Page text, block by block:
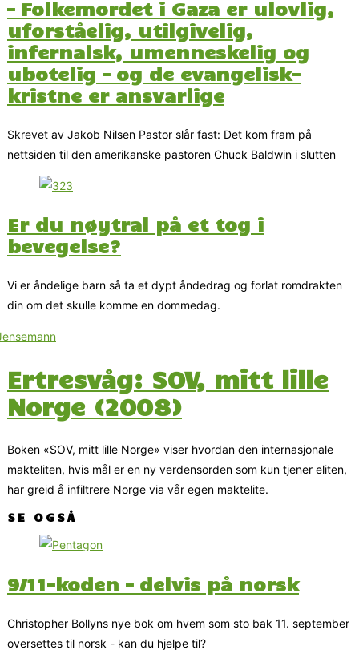
– Folkemordet i Gaza er ulovlig,
uforståelig, utilgivelig,
infernalsk, umenneskelig og
ubotelig – og de evangelisk-
kristne er ansvarlige
Skrevet av Jakob Nilsen Pastor slår fast: Det kom fram på
nettsiden til den amerikanske pastoren Chuck Baldwin i slutten
Er du nøytral på et tog i
bevegelse?
Vi er åndelige barn så ta et dypt åndedrag og forlat romdrakten
din om det skulle komme en dommedag.
Ertresvåg: SOV, mitt lille
Norge (2008)
Boken «SOV, mitt lille Norge» viser hvordan den internasjonale
makteliten, hvis mål er en ny verdensorden som kun tjener eliten,
har greid å infiltrere Norge via vår egen maktelite.
SE OGSÅ
9/11-koden – delvis på norsk
Christopher Bollyns nye bok om hvem som sto bak 11. september
oversettes til norsk - kan du hjelpe til?